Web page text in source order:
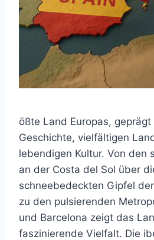
ößte Land Europas,
Geschichte, vielfältigen
lebendigen Kultur. Von den
an der Costa del Sol über
schneebedeckten Gipfel
zu den pulsierenden
und Barcelona zeigt das
faszinierende Vielfalt. Die